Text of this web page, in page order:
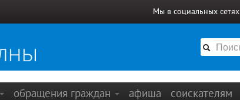
Мы в социальных сетях
обращения граждан афиша соискателям